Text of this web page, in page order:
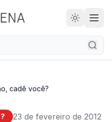
28
ANOS
cadê você?
23 de fevereiro de 2012